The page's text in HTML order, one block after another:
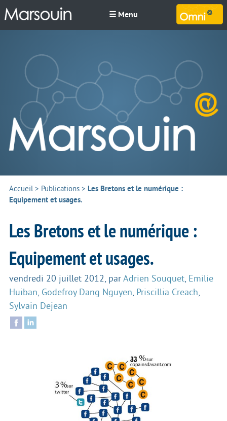
☰ Menu
Accueil> Publications > Les Bretons et le numérique :
Equipement et usages.
Les Bretons et le numérique :
Equipement et usages.
vendredi 20 juillet 2012, par Adrien Souquet, Emilie
Huiban, Godefroy Dang Nguyen, Priscillia Creach,
Sylvain Dejean